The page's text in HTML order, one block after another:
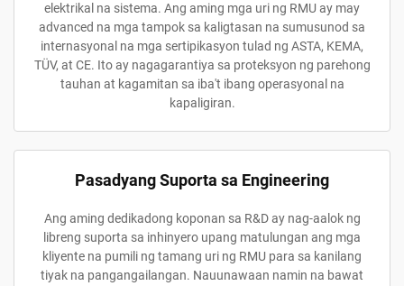
elektrikal na sistema. Ang aming mga uri ng RMU ay may
advanced na mga tampok sa kaligtasan na sumusunod sa
internasyonal na mga sertipikasyon tulad ng ASTA, KEMA,
TÜV, at CE. Ito ay nagagarantiya sa proteksyon ng parehong
tauhan at kagamitan sa iba't ibang operasyonal na
kapaligiran.
Pasadyang Suporta sa Engineering
Ang aming dedikadong koponan sa R&D ay nag-aalok ng
libreng suporta sa inhinyero upang matulungan ang mga
kliyente na pumili ng tamang uri ng RMU para sa kanilang
tiyak na pangangailangan. Nauunawaan namin na bawat